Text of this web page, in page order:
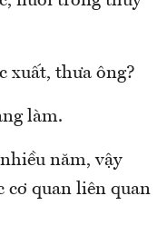
xuất, thưa ông?
làm.
năm, vậy
cơ quan liên quan